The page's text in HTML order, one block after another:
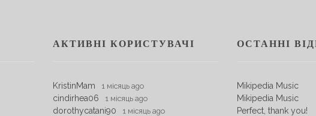
АКТИВНІ КОРИСТУВАЧІ
KristinMam 1 місяць ago
cindirhea06 1 місяць ago
dorothycatani90 1 місяць ago
ОСТАННІ
Mikipedia Music
Mikipedia Music
Perfect, thank you!